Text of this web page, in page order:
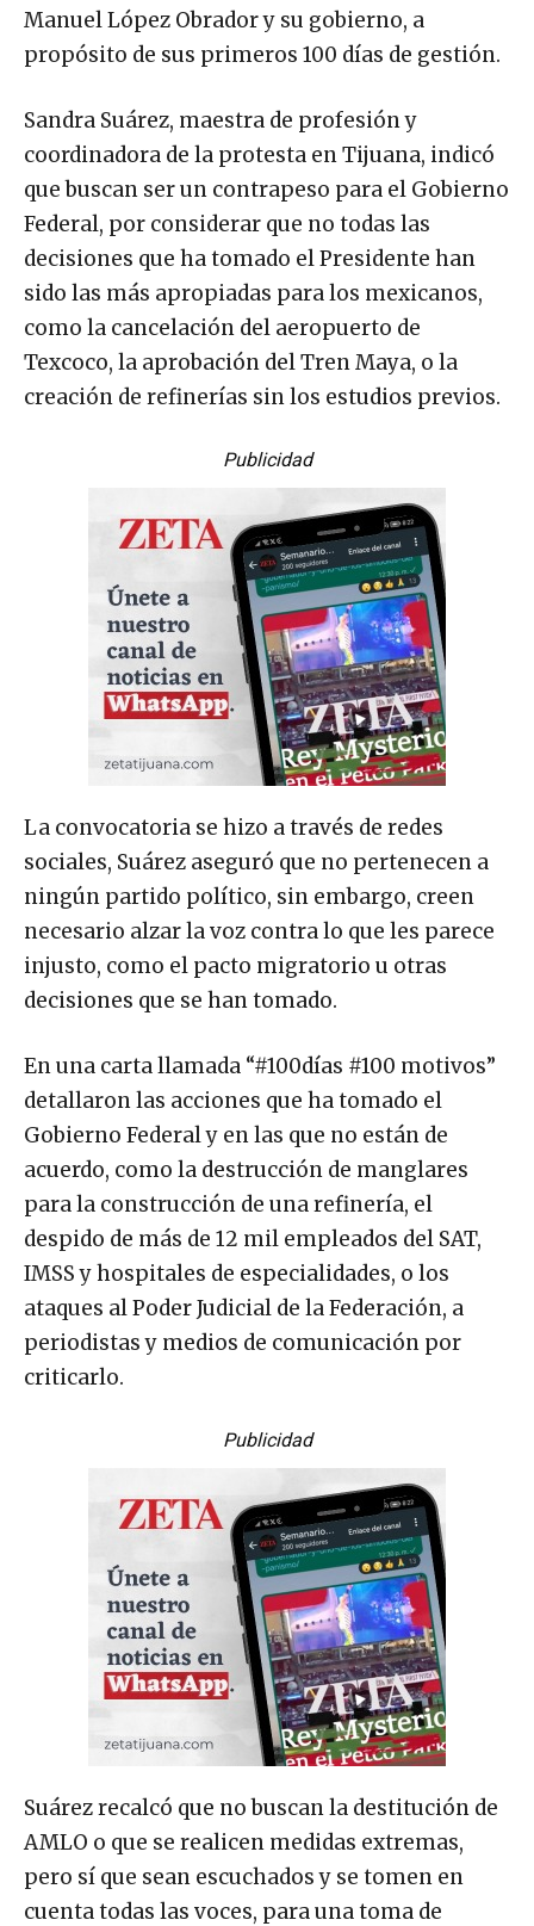
Manuel López Obrador y su gobierno, a
propósito de sus primeros 100 días de gestión.
Sandra Suárez, maestra de profesión y
coordinadora de la protesta en Tijuana, indicó
que buscan ser un contrapeso para el Gobierno
Federal, por considerar que no todas las
decisiones que ha tomado el Presidente han
sido las más apropiadas para los mexicanos,
como la cancelación del aeropuerto de
Texcoco, la aprobación del Tren Maya, o la
creación de refinerías sin los estudios previos.
Publicidad
La convocatoria se hizo a través de redes
sociales, Suárez aseguró que no pertenecen a
ningún partido político, sin embargo, creen
necesario alzar la voz contra lo que les parece
injusto, como el pacto migratorio u otras
decisiones que se han tomado.
En una carta llamada “#100días #100 motivos”
detallaron las acciones que ha tomado el
Gobierno Federal y en las que no están de
acuerdo, como la destrucción de manglares
para la construcción de una refinería, el
despido de más de 12 mil empleados del SAT,
IMSS y hospitales de especialidades, o los
ataques al Poder Judicial de la Federación, a
periodistas y medios de comunicación por
criticarlo.
Publicidad
Suárez recalcó que no buscan la destitución de
AMLO o que se realicen medidas extremas,
pero sí que sean escuchados y se tomen en
cuenta todas las voces, para una toma de